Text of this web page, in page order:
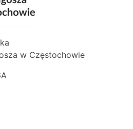
w Częstochowie